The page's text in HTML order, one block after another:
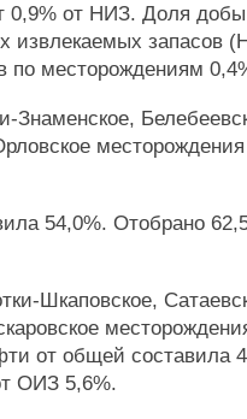
0,9% от НИЗ. Доля
извлекаемых запасов
по месторождениям
Знаменское,
54,0%. Отобрано
Шкаповское,
от общей составила
ОИЗ 5,6%.